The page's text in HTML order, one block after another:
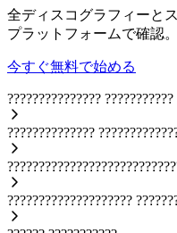
全ディスコグラフィーと
プラットフォームで確認。
今すぐ無料で始める
??????????????? ???????????
??????????????
????????????????????